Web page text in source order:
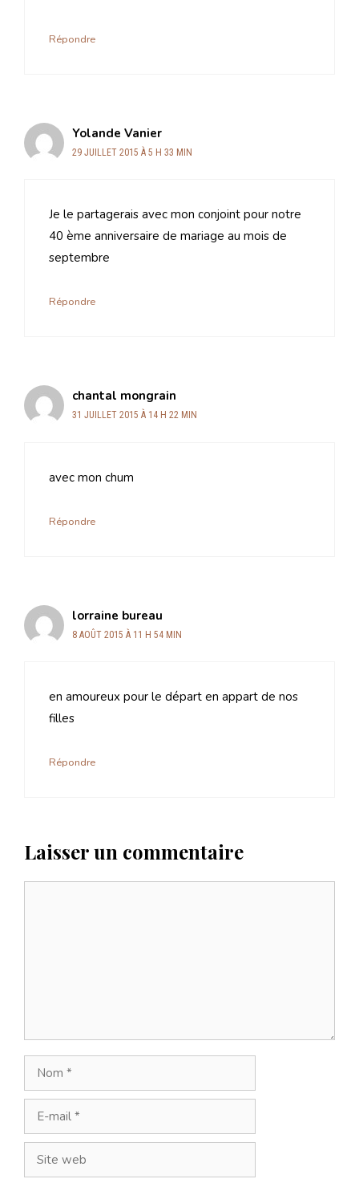
Répondre
Yolande Vanier
29 JUILLET 2015 À 5 H 33 MIN
Je le partagerais avec mon conjoint pour notre
40 ème anniversaire de mariage au mois de
septembre
Répondre
chantal mongrain
31 JUILLET 2015 À 14 H 22 MIN
avec mon chum
Répondre
lorraine bureau
8 AOÛT 2015 À 11 H 54 MIN
en amoureux pour le départ en appart de nos
filles
Répondre
Laisser un commentaire
Nom
mail
Site
web